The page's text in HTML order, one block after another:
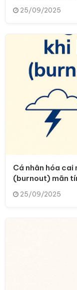
25/09/2025
Cá nhân hóa cai
(burnout) mãn
25/09/2025